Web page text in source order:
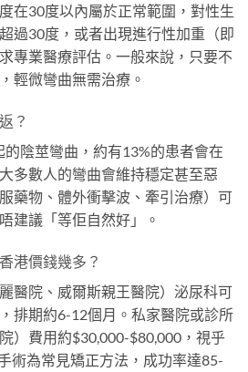
在30度以內屬於正常範圍，對性生
過30度，或者出現進行性加重（即
專業醫療評估。一般來說，只要不
輕微彎曲無需治療。
？
的陰莖彎曲，約有13%的患者會在
多數人的彎曲會維持穩定甚至惡
藥物、體外衝擊波、牽引治療）可
建議「等佢自然好」。
港價錢幾多？
醫院、威爾斯親王醫院）泌尿科可
排期約6-12個月。私家醫院或診所
）費用約$30,000-$80,000，視乎
術為常見矯正方法，成功率達85-